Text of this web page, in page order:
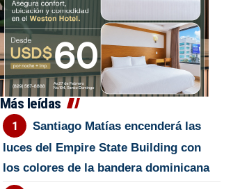
Más leídas
Santiago Matías encenderá las
luces del Empire State Building con
los colores de la bandera dominicana